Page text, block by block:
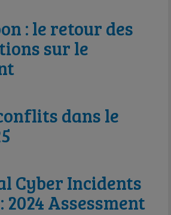
: le retour des
sur le
dans le
Cyber Incidents
2024 Assessment